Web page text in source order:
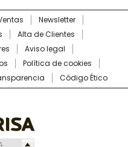
Newsletter
Alta de Clientes
Aviso legal
Política de cookies
Código Ético